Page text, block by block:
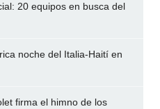
20 equipos en busca del
noche del Italia-Haití en
firma el himno de los